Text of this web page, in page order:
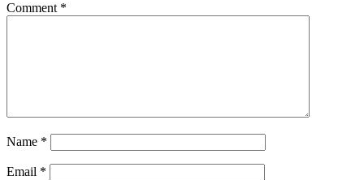
Comment *
Name *
Email *